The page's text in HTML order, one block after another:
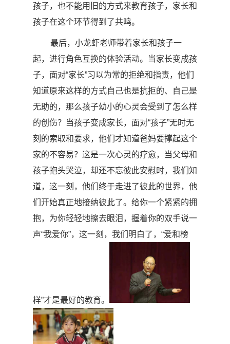
孩子，也不能用旧的方式来教育孩子，家长和
孩子在这个环节得到了共鸣。
最后，小龙虾老师带着家长和孩子一
起，进行角色互换的体验活动。当家长变成孩
子，面对“家长”习以为常的拒绝和指责，他们
知道原来这样的方式自己也是抗拒的、自己是
无助的，那么孩子幼小的心灵会受到了怎么样
的创伤？当孩子变成家长，面对“孩子”无时无
刻的索取和要求，他们才知道爸妈要撑起这个
家的不容易？这是一次心灵的疗愈，当父母和
孩子抱头哭泣，却还不忘彼此安慰时，我们知
道，这一刻，他们终于走进了彼此的世界，他
们开始真正地接纳彼此了。给你一个紧紧的拥
抱，为你轻轻地擦去眼泪，握着你的双手说一
声“我爱你”，这一刻，我们明白了， “爱和榜
样”才是最好的教育。